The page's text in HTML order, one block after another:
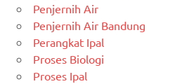
Penjernih Air
Penjernih Air Bandung
Perangkat Ipal
Proses Biologi
Proses Ipal